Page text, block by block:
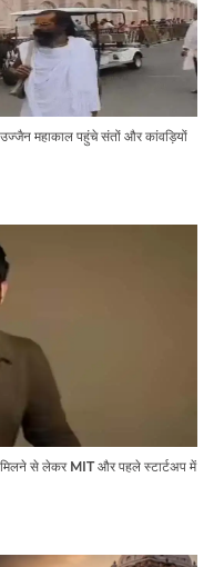
उज्जैन महाकाल पहुंचे संतों और कांवड़ियों
से लेकर MIT और पहले स्टार्टअप में